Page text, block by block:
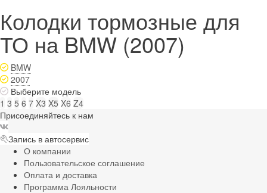
Колодки тормозные для
ТО на BMW (2007)
BMW
2007
Выберите модель
1 3 5 6 7 X3 X5 X6 Z4
Присоединяйтесь к нам
Запись в автосервис
О компании
Пользовательское соглашение
Оплата и доставка
Программа Лояльности